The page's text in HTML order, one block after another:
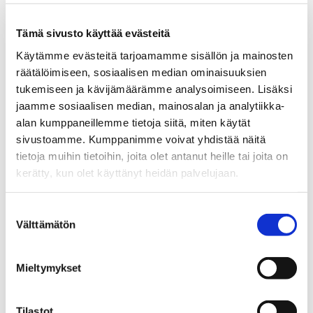
Tämä sivusto käyttää evästeitä
Käytämme evästeitä tarjoamamme sisällön ja mainosten
räätälöimiseen, sosiaalisen median ominaisuuksien
tukemiseen ja kävijämäärämme analysoimiseen. Lisäksi
jaamme sosiaalisen median, mainosalan ja analytiikka-
alan kumppaneillemme tietoja siitä, miten käytät
sivustoamme. Kumppanimme voivat yhdistää näitä
tietoja muihin tietoihin, joita olet antanut heille tai joita on
kerätty, kun olet käyttänyt heidän palvelujaan.
valinta
Välttämätön
Mieltymykset
englanninkielistä maisteriohjelmaa.
Lue lisää englanninkielisistä
maisteriohjelmistamme
Opens in a new window
Opens in a new windowOpens in a new window
Tilaa Vaasan yliopiston
Uutiskirje kokoaa yhteen Vaasan yliopiston